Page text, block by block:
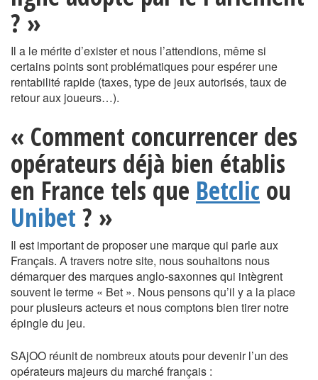
? »
Il a le mérite d’exister et nous l’attendions, même si
certains points sont problématiques pour espérer une
rentabilité rapide (taxes, type de jeux autorisés, taux de
retour aux joueurs…).
« Comment concurrencer des
opérateurs déjà bien établis
en France tels que Betclic ou
Unibet ? »
Il est important de proposer une marque qui parle aux
Français. A travers notre site, nous souhaitons nous
démarquer des marques anglo-saxonnes qui intègrent
souvent le terme « Bet ». Nous pensons qu’il y a la place
pour plusieurs acteurs et nous comptons bien tirer notre
épingle du jeu.
SAjOO réunit de nombreux atouts pour devenir l’un des
opérateurs majeurs du marché français :